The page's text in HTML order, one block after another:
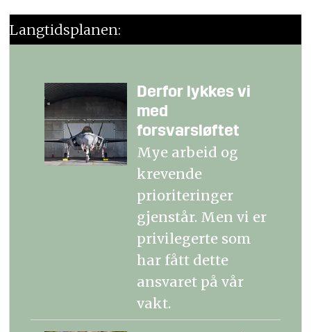
Langtidsplanen:
Derfor lykkes vi
med
forsvarsløftet
Mye arbeid og
krevende
prioriteringer
gjenstår. Men vi er
privilegerte som
har fått dette
ansvaret på vår
vakt.